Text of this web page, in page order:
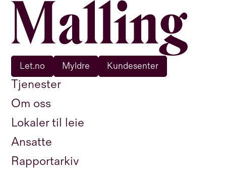
Tjenester
Om oss
Lokaler til leie
Ansatte
Rapportarkiv
Let.no Myldre Kundesenter